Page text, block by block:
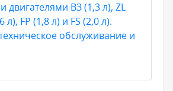
двигателями ВЗ (1,3 л), ZL
л), FP (1,8 л) и FS (2,0 л).
обслуживание и